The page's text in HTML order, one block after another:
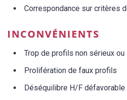
Correspondance sur critères
INCONVÉNIENTS
Trop de profils non sérieux
Prolifération de faux profils
Déséquilibre H/F défavorable